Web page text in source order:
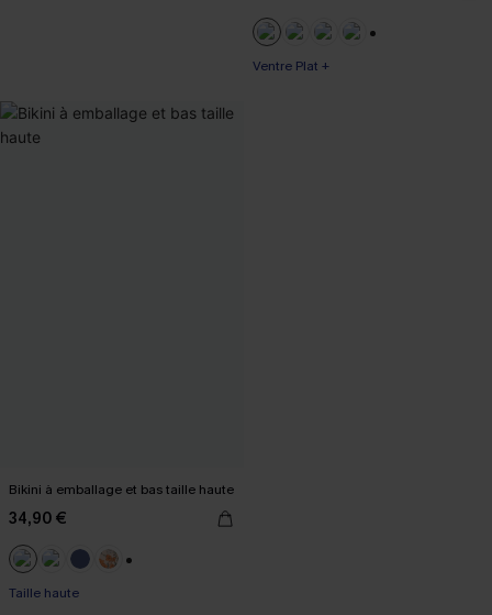
Ventre Plat +
Bikini à emballage et bas taille haute
34,90 €
Taille haute